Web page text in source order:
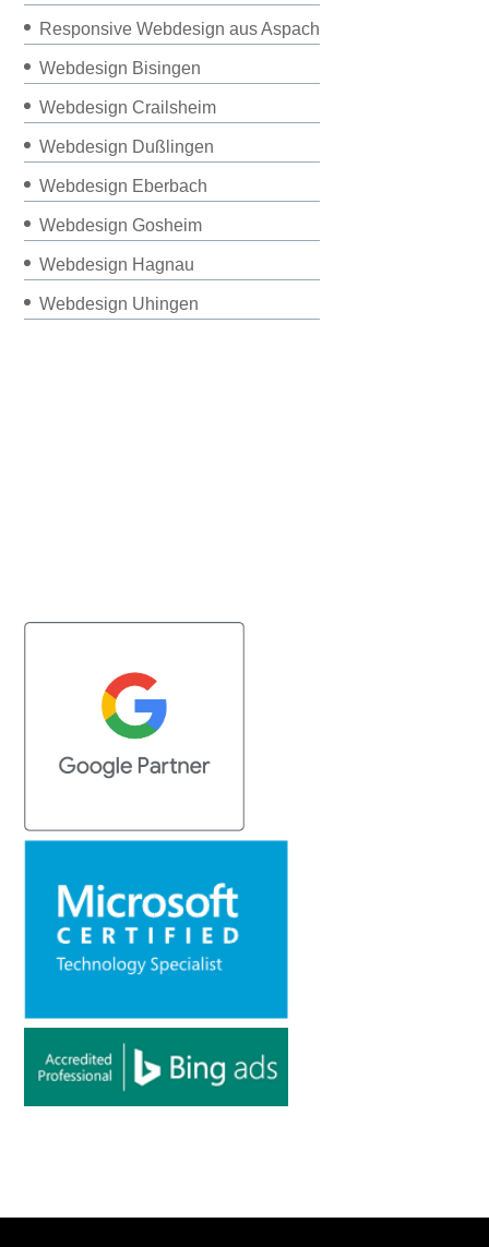
Responsive Webdesign aus Aspach
Webdesign Bisingen
Webdesign Crailsheim
Webdesign Dußlingen
Webdesign Eberbach
Webdesign Gosheim
Webdesign Hagnau
Webdesign Uhingen